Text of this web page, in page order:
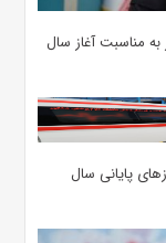
مناسبت آغاز سال
پایانی سال